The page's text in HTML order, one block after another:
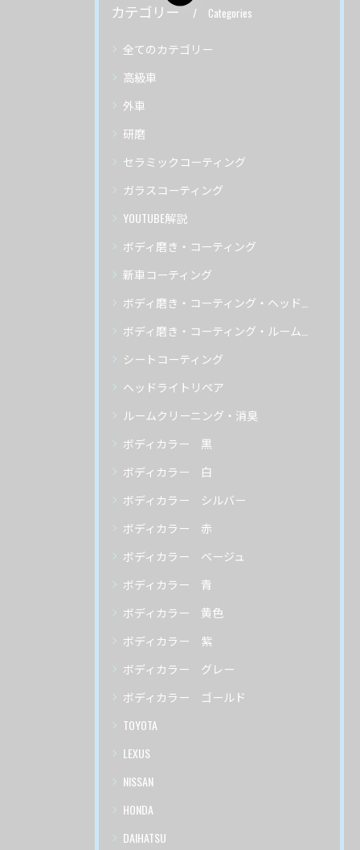
カテゴリー Categories
全てのカテゴリー
高級車
外車
研磨
セラミックコーティング
ガラスコーティング
YOUTUBE解説
ボディ磨き・コーティング
新車コーティング
ボディ磨き・コーティング・ヘッドライトリペア
ボディ磨き・コーティング・ルームクリーニング
シートコーティング
ヘッドライトリペア
ルームクリーニング・消臭
ボディカラー 黒
ボディカラー 白
ボディカラー シルバー
ボディカラー 赤
ボディカラー ベージュ
ボディカラー 青
ボディカラー 黄色
ボディカラー 紫
ボディカラー グレー
ボディカラー ゴールド
TOYOTA
LEXUS
NISSAN
HONDA
DAIHATSU